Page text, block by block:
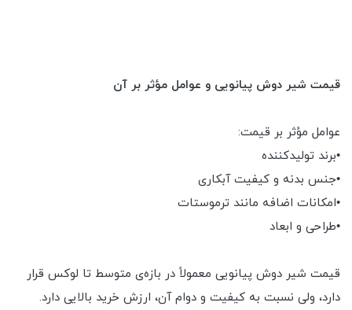
قیمت شیر دوش پیانویی و عوامل مؤثر بر آن
عوامل مؤثر بر قیمت:
•برند تولیدکننده
•جنس بدنه و کیفیت آبکاری
•امکانات اضافه مانند ترموستات
•طراحی و ابعاد
قیمت شیر دوش پیانویی معمولاً در بازه‌ی متوسط تا لوکس قرار
دارد، ولی نسبت به کیفیت و دوام آن، ارزش خرید بالایی دارد.